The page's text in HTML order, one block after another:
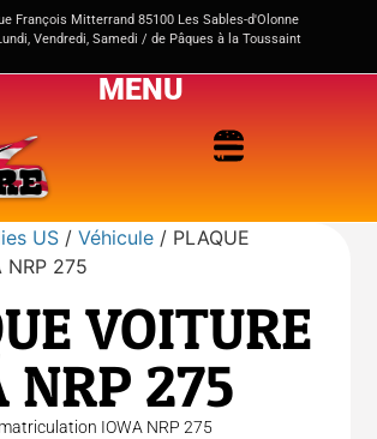
François Mitterrand 85100 Les Sables-d'Olonne
Vendredi, Samedi / de Pâques à la Toussaint
MENU
US /Véhicule / PLAQUE
NRP 275
VOITURE
NRP 275
IOWA NRP 275